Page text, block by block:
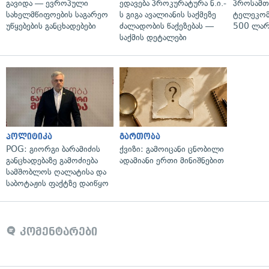
გავიდა — ევროპული
სახელმწიფოების საგარეო
უწყებების განცხადებები
ედავება პროკურატურა ნ.ი.-
ს გიგა ავალიანის საქმეზე
ძალადობის წაქეზებას —
საქმის დეტალები
500
პოლიტიკა
POG: გიორგი ბარამიძის
განცხადებაზე გამოძიება
სამშობლოს ღალატისა და
საბოტაჟის ფაქტზე დაიწყო
გართობა
ქვიზი: გამოიცანი ცნობილი
ადამიანი ერთი მინიშნებით
კომენტარები